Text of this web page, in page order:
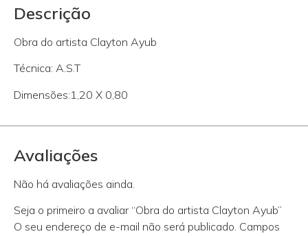
Descrição
Obra do artista Clayton Ayub
Técnica: A.S.T
Dimensões:1,20 X 0,80
Avaliações
Não há avaliações ainda.
Seja o primeiro a avaliar “Obra do artista Clayton Ayub”
O seu endereço de e-mail não será publicado. Campos